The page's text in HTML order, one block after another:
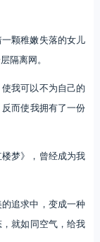
颗稚嫩失落的女儿
隔离网。
我可以不为自己的
而使我拥有了一份
梦》，曾经成为我
追求中，变成一种
就如同空气，给我